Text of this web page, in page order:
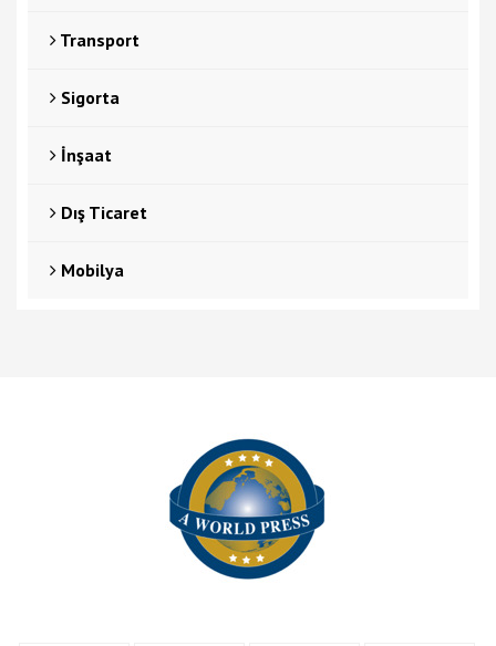
Transport
Sigorta
İnşaat
Dış Ticaret
Mobilya